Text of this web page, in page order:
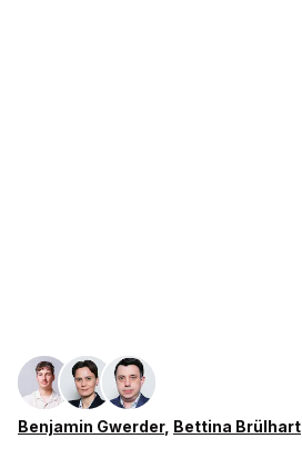
Benjamin Gwerder, Bettina Brülhart